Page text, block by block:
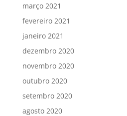
março 2021
fevereiro 2021
janeiro 2021
dezembro 2020
novembro 2020
outubro 2020
setembro 2020
agosto 2020